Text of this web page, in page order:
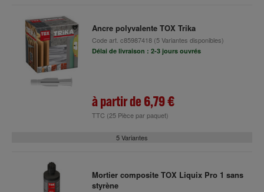
Ancre polyvalente TOX Trika
Code art. c85987418(5 Variantes disponibles)
Délai de livraison : 2-3 jours ouvrés
à partir de 6,79 €
TTC (25 Pièce par paquet)
5 Variantes
Mortier composite TOX Liquix Pro 1 sans
styrène